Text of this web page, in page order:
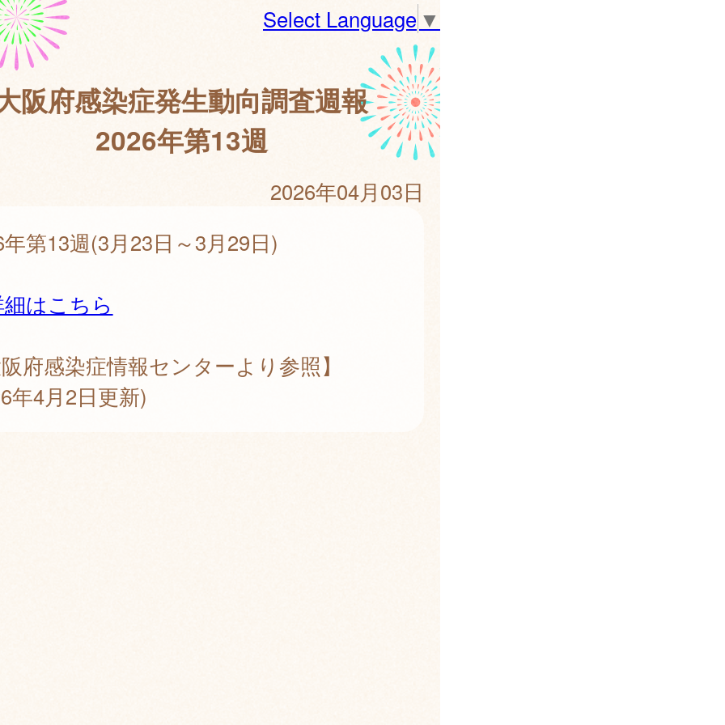
Select Language ▼
阪府感染症発生動向調査週報
2026年第13週
2026年04月03日
第13週(3月23日～3月29日)
はこちら
府感染症情報センターより参照】
年4月2日更新)